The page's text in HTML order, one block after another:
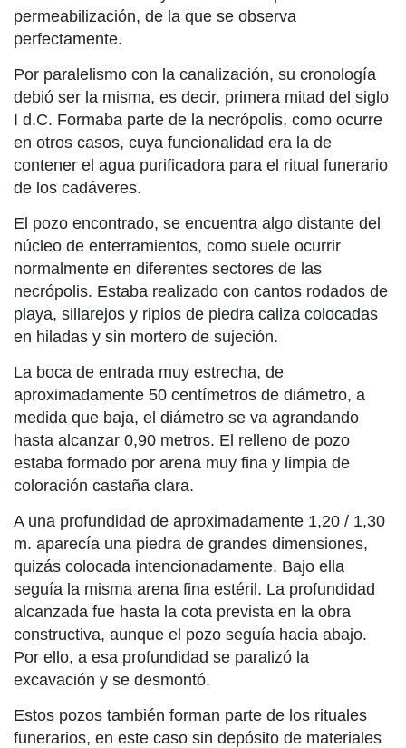
permeabilización, de la que se observa
perfectamente.
Por paralelismo con la canalización, su cronología
debió ser la misma, es decir, primera mitad del siglo
I d.C. Formaba parte de la necrópolis, como ocurre
en otros casos, cuya funcionalidad era la de
contener el agua purificadora para el ritual funerario
de los cadáveres.
El pozo encontrado, se encuentra algo distante del
núcleo de enterramientos, como suele ocurrir
normalmente en diferentes sectores de las
necrópolis. Estaba realizado con cantos rodados de
playa, sillarejos y ripios de piedra caliza colocadas
en hiladas y sin mortero de sujeción.
La boca de entrada muy estrecha, de
aproximadamente 50 centímetros de diámetro, a
medida que baja, el diámetro se va agrandando
hasta alcanzar 0,90 metros. El relleno de pozo
estaba formado por arena muy fina y limpia de
coloración castaña clara.
A una profundidad de aproximadamente 1,20 / 1,30
m. aparecía una piedra de grandes dimensiones,
quizás colocada intencionadamente. Bajo ella
seguía la misma arena fina estéril. La profundidad
alcanzada fue hasta la cota prevista en la obra
constructiva, aunque el pozo seguía hacia abajo.
Por ello, a esa profundidad se paralizó la
excavación y se desmontó.
Estos pozos también forman parte de los rituales
funerarios, en este caso sin depósito de materiales